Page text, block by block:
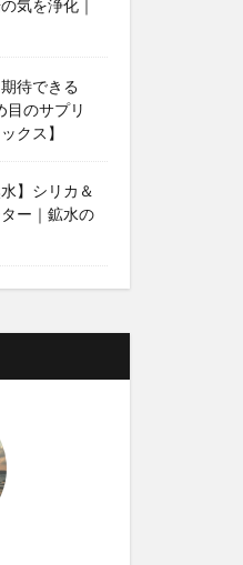
気を浄化｜
待できる
目のサプリ
クス】
】シリカ＆
ー｜鉱水の